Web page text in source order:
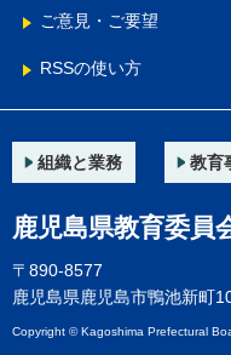
ご意見・ご要望
RSSの使い方
組織と業務 教育
鹿児島県教育委員
〒890-8577
鹿児島県鹿児島市鴨池新町
Copyright © Kagoshima Prefectural